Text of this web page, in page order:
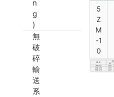
n
g
)
無
破
碎
輸
送
系
5
Z
M
-1
0